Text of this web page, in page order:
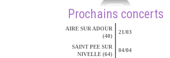
Prochains concerts
AIRE SUR ADOUR
(40)
21/03
SAINT PEE SUR
NIVELLE (64)
04/04